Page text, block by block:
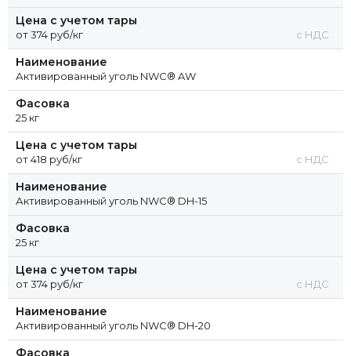
Цена с учетом тары
от 374 руб/кг с НДС
Наименование
Активированный уголь NWC® AW
Фасовка
25 кг
Цена с учетом тары
от 418 руб/кг с НДС
Наименование
Активированный уголь NWC® DH-15
Фасовка
25 кг
Цена с учетом тары
от 374 руб/кг с НДС
Наименование
Активированный уголь NWC® DH-20
Фасовка